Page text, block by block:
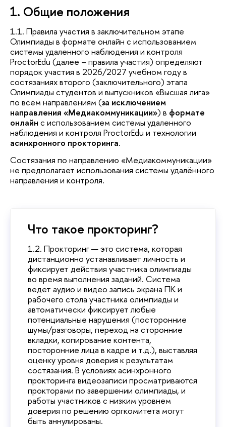
1. Общие положения
1.1. Правила участия в заключительном этапе
Олимпиады в формате онлайн с использованием
системы удаленного наблюдения и контроля
ProctorEdu (далее – правила участия) определяют
порядок участия в 2026/2027 учебном году в
состязаниях второго (заключительного) этапа
Олимпиады студентов и выпускников «Высшая лига»
по всем направлениям (за исключением
направления «Медиакоммуникации») в формате
онлайн с использованием системы удаленного
наблюдения и контроля ProctorEdu и технологии
асинхронного прокторинга.
Состязания по направлению «Медиакоммуникации»
не предполагает использования системы удалённого
направления и контроля.
Что такое прокторинг?
1.2. Прокторинг — это система, которая
дистанционно устанавливает личность и
фиксирует действия участника олимпиады
во время выполнения заданий. Система
ведет аудио и видео запись экрана ПК и
рабочего стола участника олимпиады и
автоматически фиксирует любые
потенциальные нарушения (посторонние
шумы/разговоры, переход на сторонние
вкладки, копирование контента,
посторонние лица в кадре и т.д.), выставляя
оценку уровня доверия к результатам
состязания. В условиях асинхронного
прокторинга видеозаписи просматриваются
прокторами по завершении олимпиады, и
работы участников с низким уровнем
доверия по решению оргкомитета могут
быть аннулированы.